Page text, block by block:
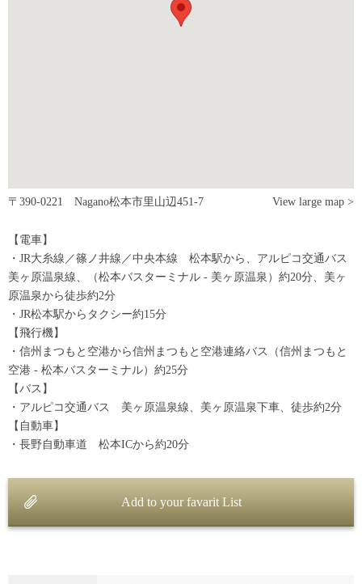
View large map >
〒390-0221 Nagano松本市里山辺451-7
【電車】
・JR大糸線／篠ノ井線／中央本線 松本駅から、アルピコ交通バス
美ヶ原温泉線、（松本バスターミナル - 美ヶ原温泉）約20分、美ヶ
原温泉から徒歩約2分
・JR松本駅からタクシー約15分
【飛行機】
・信州まつもと空港から信州まつもと空港連絡バス（信州まつもと
空港 - 松本バスターミナル）約25分
【バス】
・アルピコ交通バス 美ヶ原温泉線、美ヶ原温泉下車、徒歩約2分
【自動車】
・長野自動車道 松本ICから約20分
Add to your favarit List